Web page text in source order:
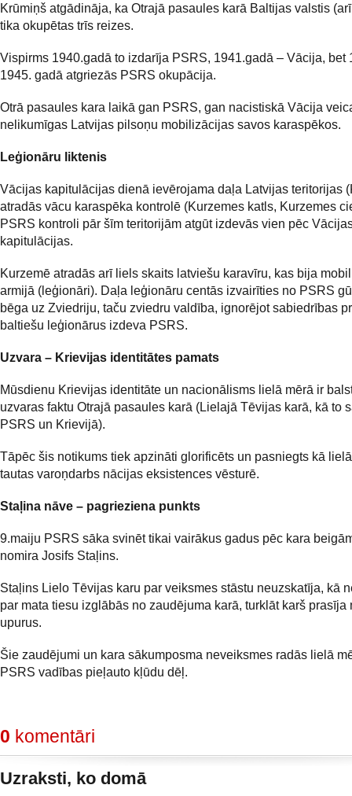
Krūmiņš atgādināja, ka Otrajā pasaules karā Baltijas valstis
tika okupētas trīs reizes.
Vispirms 1940.gadā to izdarīja PSRS, 1941.gadā – Vācija, bet
1945. gadā atgriezās PSRS okupācija.
Otrā pasaules kara laikā gan PSRS, gan nacistiskā Vācija
nelikumīgas Latvijas pilsoņu mobilizācijas savos karaspēkos.
Leģionāru liktenis
Vācijas kapitulācijas dienā ievērojama daļa Latvijas teritorijas
atradās vācu karaspēka kontrolē (Kurzemes katls, Kurzemes
PSRS kontroli pār šīm teritorijām atgūt izdevās vien pēc
kapitulācijas.
Kurzemē atradās arī liels skaits latviešu karavīru, kas bija
armijā (leģionāri). Daļa leģionāru centās izvairīties no PSRS
bēga uz Zviedriju, taču zviedru valdība, ignorējot sabiedrības
baltiešu leģionārus izdeva PSRS.
Uzvara – Krievijas identitātes pamats
Mūsdienu Krievijas identitāte un nacionālisms lielā mērā ir
uzvaras faktu Otrajā pasaules karā (Lielajā Tēvijas karā, kā to
PSRS un Krievijā).
Tāpēc šis notikums tiek apzināti glorificēts un pasniegts kā
tautas varoņdarbs nācijas eksistences vēsturē.
Staļina nāve – pagrieziena punkts
9.maiju PSRS sāka svinēt tikai vairākus gadus pēc kara
nomira Josifs Staļins.
Staļins Lielo Tēvijas karu par veiksmes stāstu neuzskatīja, kā
par mata tiesu izglābās no zaudējuma karā, turklāt karš prasīja
upurus.
Šie zaudējumi un kara sākumposma neveiksmes radās lielā
PSRS vadības pieļauto kļūdu dēļ.
0 komentāri
Uzraksti, ko domā